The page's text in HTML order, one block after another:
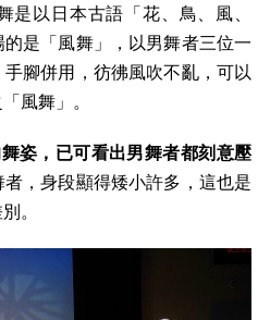
是以日本古語「花、鳥、風、
的是「風舞」，以男舞者三位一
腳併用，彷彿風吹不亂，可以
風舞」。
姿，已可看出男舞者都刻意壓
，身段顯得矮小許多，這也是
。